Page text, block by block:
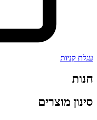
עגלת קניות
חנות
סינון מוצרים